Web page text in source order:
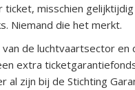
misschien
Niemand die het merkt.
de luchtvaartsector en
extra
al zijn bij de Stichting